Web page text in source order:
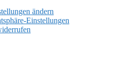
ändern
Einstellungen